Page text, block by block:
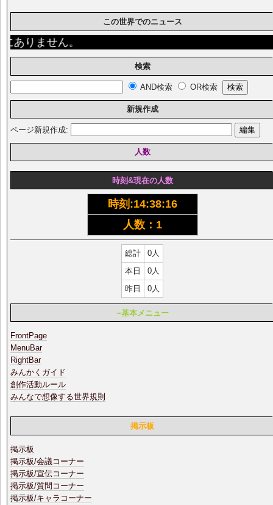
この世界でのニュース
りません。
検索
AND検索 OR検索
新規作成
ページ新規作成:
人数
時刻&現在の人数
時刻:14:38:17
人数：1
総計
0人
本日
0人
昨日
0人
~基本メニュー
FrontPage
MenuBar
RightBar
みんかくガイド
創作活動ルール
みんなで想像する世界規則
掲示板
掲示板
掲示板/会議コーナー
掲示板/宣伝コーナー
掲示板/質問コーナー
掲示板/キャラコーナー